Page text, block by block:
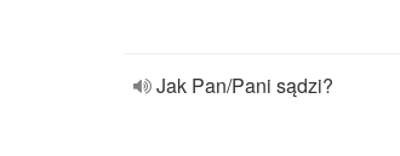
Jak Pan/Pani sądzi?